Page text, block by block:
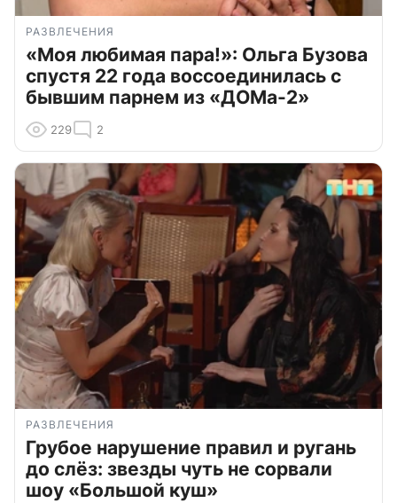
РАЗВЛЕЧЕНИЯ
«Моя любимая пара!»: Ольга Бузова
спустя 22 года воссоединилась с
бывшим парнем из «ДОМа-2»
229 2
РАЗВЛЕЧЕНИЯ
Грубое нарушение правил и ругань
до слёз: звезды чуть не сорвали
шоу «Большой куш»